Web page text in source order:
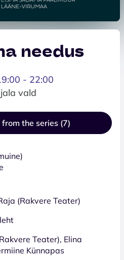
needus
- 22:00
vald
the series (7)
(Rakvere Teater)
Teater), Elina
Künnapas